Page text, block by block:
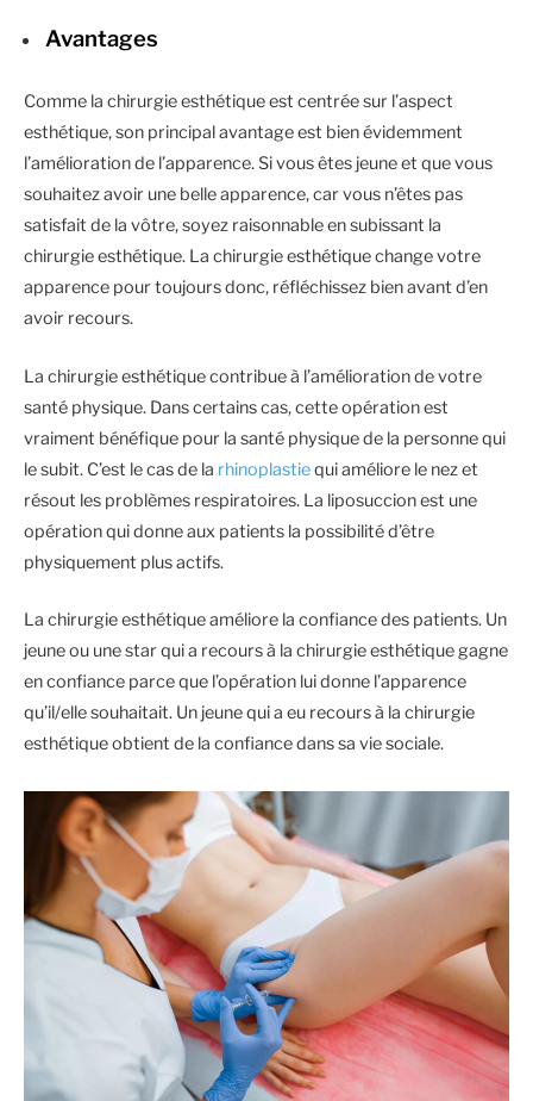
Avantages
Comme la chirurgie esthétique est centrée sur l’aspect
esthétique, son principal avantage est bien évidemment
l’amélioration de l’apparence. Si vous êtes jeune et que vous
souhaitez avoir une belle apparence, car vous n’êtes pas
satisfait de la vôtre, soyez raisonnable en subissant la
chirurgie esthétique. La chirurgie esthétique change votre
apparence pour toujours donc, réfléchissez bien avant d’en
avoir recours.
La chirurgie esthétique contribue à l’amélioration de votre
santé physique. Dans certains cas, cette opération est
vraiment bénéfique pour la santé physique de la personne qui
le subit. C’est le cas de la rhinoplastiequi améliore le nez et
résout les problèmes respiratoires. La liposuccion est une
opération qui donne aux patients la possibilité d’être
physiquement plus actifs.
La chirurgie esthétique améliore la confiance des patients. Un
jeune ou une star qui a recours à la chirurgie esthétique gagne
en confiance parce que l’opération lui donne l’apparence
qu’il/elle souhaitait. Un jeune qui a eu recours à la chirurgie
esthétique obtient de la confiance dans sa vie sociale.